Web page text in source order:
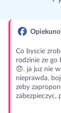
Co byscie
rodzinie ze go
😞. ja juz nie
nieprawda,
zeby
zabezpieczyc,